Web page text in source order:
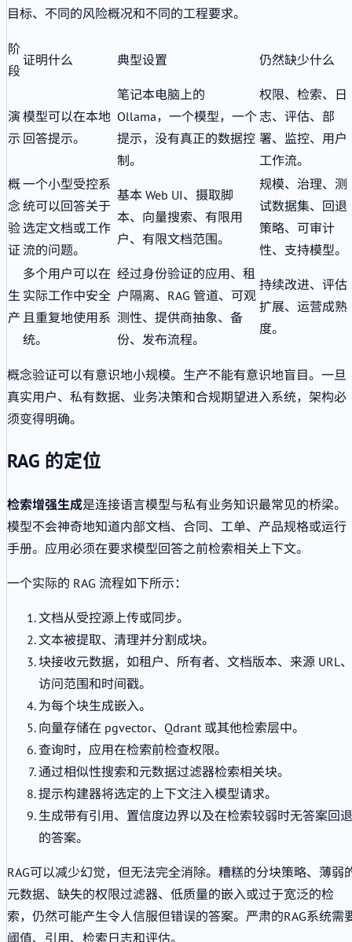
目标、不同的风险概况和不同的工程要求。
阶
段
证明什么 典型设置 仍然缺少什么
演
示
模型可以在本地
回答提示。
笔记本电脑上的
Ollama，一个模型，一个
提示，没有真正的数据控
制。
权限、检索、日
志、评估、部
署、监控、用户
工作流。
概
念
验
证
一个小型受控系
统可以回答关于
选定文档或工作
流的问题。
基本 Web UI、摄取脚
本、向量搜索、有限用
户、有限文档范围。
规模、治理、测
试数据集、回退
策略、可审计
性、支持模型。
生
产
多个用户可以在
实际工作中安全
且重复地使用系
统。
经过身份验证的应用、租
户隔离、RAG 管道、可观
测性、提供商抽象、备
份、发布流程。
持续改进、评估
扩展、运营成熟
度。
概念验证可以有意识地小规模。生产不能有意识地盲目。一旦
真实用户、私有数据、业务决策和合规期望进入系统，架构必
须变得明确。
RAG 的定位
检索增强生成是连接语言模型与私有业务知识最常见的桥梁。
模型不会神奇地知道内部文档、合同、工单、产品规格或运行
手册。应用必须在要求模型回答之前检索相关上下文。
一个实际的 RAG 流程如下所示：
文档从受控源上传或同步。
文本被提取、清理并分割成块。
块接收元数据，如租户、所有者、文档版本、来源 URL、
访问范围和时间戳。
为每个块生成嵌入。
向量存储在 pgvector、Qdrant 或其他检索层中。
查询时，应用在检索前检查权限。
通过相似性搜索和元数据过滤器检索相关块。
提示构建器将选定的上下文注入模型请求。
生成带有引用、置信度边界以及在检索较弱时无答案回退
的答案。
RAG可以减少幻觉，但无法完全消除。糟糕的分块策略、薄弱
元数据、缺失的权限过滤器、低质量的嵌入或过于宽泛的检
索，仍然可能产生令人信服但错误的答案。严肃的RAG系统需
阈值、引用、检索日志和评估。